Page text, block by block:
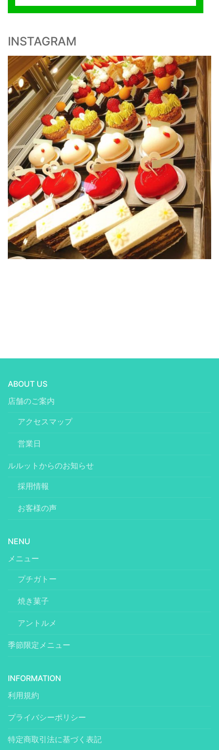
INSTAGRAM
ABOUT US
店舗のご案内
アクセスマップ
営業日
ルルットからのお知らせ
採用情報
お客様の声
NENU
メニュー
プチガトー
焼き菓子
アントルメ
季節限定メニュー
INFORMATION
利用規約
プライバシーポリシー
特定商取引法に基づく表記